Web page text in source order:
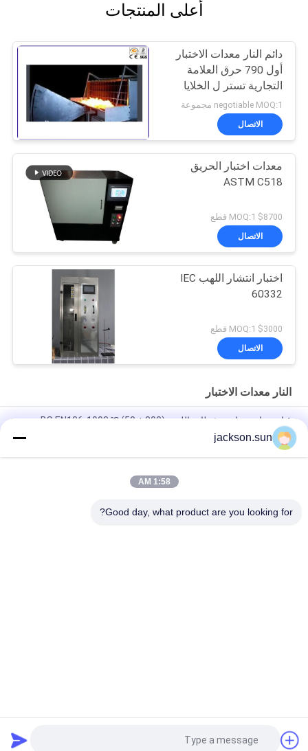
أعلى المنتجات
دائم النار معدات الاختبار
أول 790 حرق العلامة
التجارية تستر ل الخلايا
الشمسية انتشار
negotiable MOQ:1 مجموعة
الاتصال
معدات اختبار الحريق
ASTM C518
$8700 MOQ:1 قطع
الاتصال
اختبار انتشار اللهب IEC
60332
$3000 MOQ:1 قطع
الاتصال
النار معدات الاختبار
قناع جراحي طبي مثبطات اللهب (800 ± 50) ℃ BS EN136-1998
1133 ASTM D1238
jackson.sun
1:58 AM
Good day, what product are you looking for?